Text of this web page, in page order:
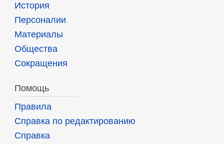
История
Персоналии
Материалы
Общества
Сокращения
Помощь
Правила
Справка по редактированию
Справка